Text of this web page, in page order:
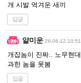
개 시발 역겨운 새끼
답글
얄미운 26-06-12 10:51
개잡놈이 진짜.. 노무현
과한 놈을 못봄
답글